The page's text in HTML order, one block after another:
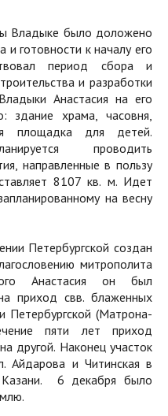
Владыке было доложено
готовности к началу его
период сбора и
и разработки
Анастасия на его
здание храма, часовня,
площадка для детей.
проводить
направленные в пользу
8107 кв. м. Идет
на весну
Петербургской создан
митрополита
Анастасия он был
приход свв. блаженных
Петербургской (Матрона-
пяти лет приход
другой. Наконец участок
Айдарова и Читинская в
Казани. 6 декабря было